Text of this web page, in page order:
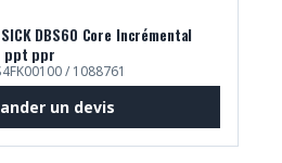
DBS60 Core Incrémental
ppt ppr
/ 1088761
un devis